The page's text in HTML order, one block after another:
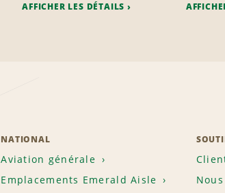
AFFICHER LES DÉTAILS
NATIONAL
Aviation générale
Emplacements Emerald Aisle